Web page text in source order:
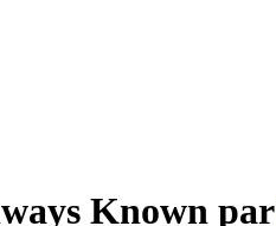
Known par